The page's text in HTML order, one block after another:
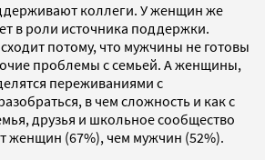
коллеги. У женщин же
в роли источника поддержки.
потому, что мужчины не готовы
проблемы с семьей. А женщины,
переживаниями с
в чем сложность и как с
друзья и школьное сообщество
женщин (67%), чем мужчин (52%).